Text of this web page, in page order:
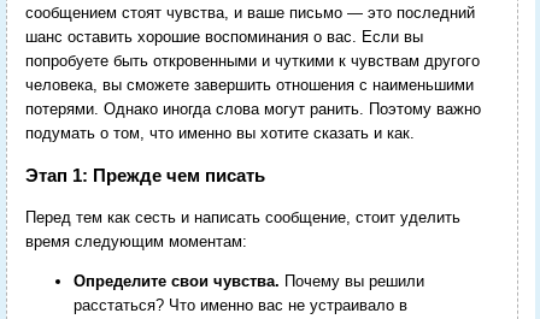
сообщением стоят чувства, и ваше письмо — это последний
шанс оставить хорошие воспоминания о вас. Если вы
попробуете быть откровенными и чуткими к чувствам другого
человека, вы сможете завершить отношения с наименьшими
потерями. Однако иногда слова могут ранить. Поэтому важно
подумать о том, что именно вы хотите сказать и как.
Этап 1: Прежде чем писать
Перед тем как сесть и написать сообщение, стоит уделить
время следующим моментам:
Определите свои чувства. Почему вы решили
расстаться? Что именно вас не устраивало в